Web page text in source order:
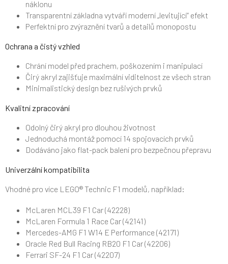
náklonu
Transparentní základna vytváří moderní „levitující“ efekt
Perfektní pro zvýraznění tvarů a detailů monopostu
Ochrana a čistý vzhled
Chrání model před prachem, poškozením i manipulací
Čirý akryl zajišťuje maximální viditelnost ze všech stran
Minimalistický design bez rušivých prvků
Kvalitní zpracování
Odolný čirý akryl pro dlouhou životnost
Jednoduchá montáž pomocí 14 spojovacích prvků
Dodáváno jako flat-pack balení pro bezpečnou přepravu
Univerzální kompatibilita
Vhodné pro více LEGO® Technic F1 modelů, například:
McLaren MCL39 F1 Car (42228)
McLaren Formula 1 Race Car (42141)
Mercedes-AMG F1 W14 E Performance (42171)
Oracle Red Bull Racing RB20 F1 Car (42206)
Ferrari SF-24 F1 Car (42207)